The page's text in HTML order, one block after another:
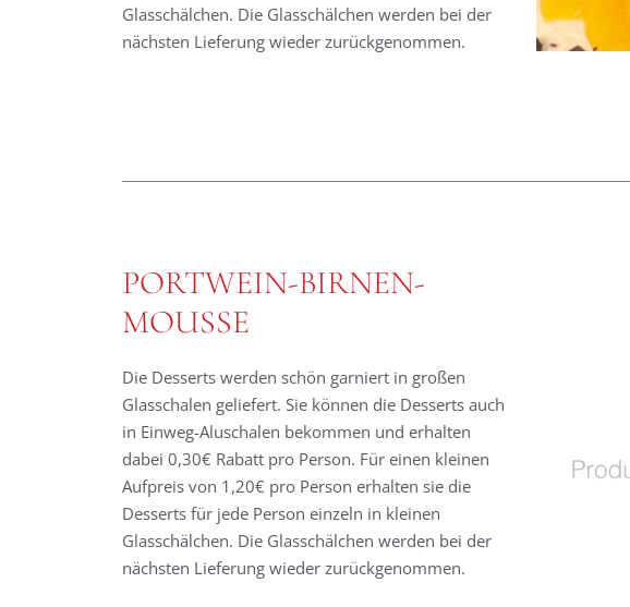
Glasschälchen. Die Glasschälchen werden bei der
nächsten Lieferung wieder zurückgenommen.
PORTWEIN-BIRNEN-
MOUSSE
Die Desserts werden schön garniert in großen
Glasschalen geliefert. Sie können die Desserts auch
in Einweg-Aluschalen bekommen und erhalten
dabei 0,30€ Rabatt pro Person. Für einen kleinen
Aufpreis von 1,20€ pro Person erhalten sie die
Desserts für jede Person einzeln in kleinen
Glasschälchen. Die Glasschälchen werden bei der
nächsten Lieferung wieder zurückgenommen.